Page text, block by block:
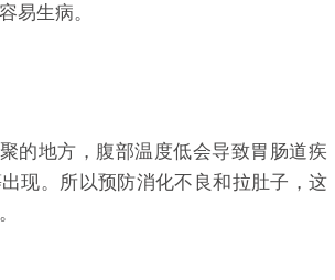
易生病。
地方，腹部温度低会导致胃肠道疾
现。所以预防消化不良和拉肚子，这